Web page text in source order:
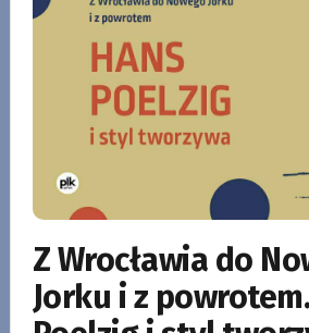
Z Wrocławia do
Jorku i z